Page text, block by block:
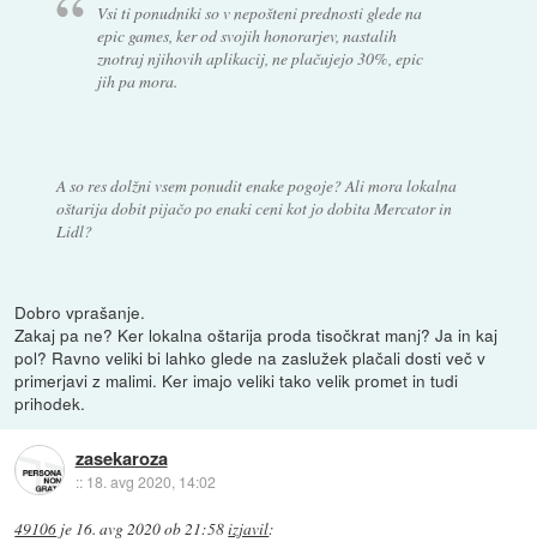
Vsi ti ponudniki so v nepošteni prednosti glede na
epic games, ker od svojih honorarjev, nastalih
znotraj njihovih aplikacij, ne plačujejo 30%, epic
jih pa mora.
A so res dolžni vsem ponudit enake pogoje? Ali mora lokalna
oštarija dobit pijačo po enaki ceni kot jo dobita Mercator in
Lidl?
Dobro vprašanje.
Zakaj pa ne? Ker lokalna oštarija proda tisočkrat manj? Ja in kaj
pol? Ravno veliki bi lahko glede na zaslužek plačali dosti več v
primerjavi z malimi. Ker imajo veliki tako velik promet in tudi
prihodek.
zasekaroza
:: 18. avg 2020, 14:02
49106 je 16. avg 2020 ob 21:58izjavil: